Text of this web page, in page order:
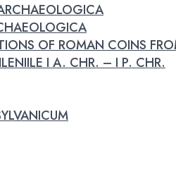
OF ROMAN COINS
I A. CHR. – I P. CHR.